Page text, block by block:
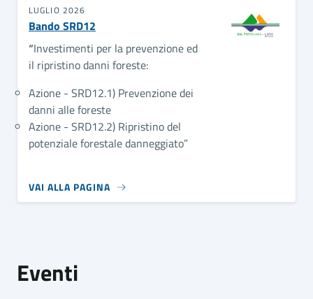
LUGLIO 2026
Bando SRD12
“Investimenti per la prevenzione ed
il ripristino danni foreste:
Azione - SRD12.1) Prevenzione dei
danni alle foreste
Azione - SRD12.2) Ripristino del
potenziale forestale danneggiato”
VAI ALLA PAGINA
Eventi